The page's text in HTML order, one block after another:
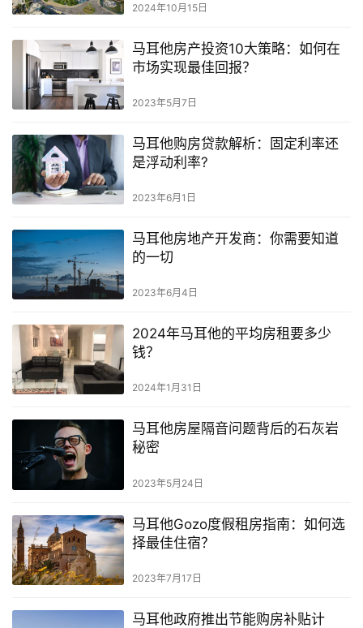
2024年10月15日
马耳他房产投资10大策略：如何在
市场实现最佳回报？
2023年5月7日
马耳他购房贷款解析：固定利率还
是浮动利率?
2023年6月1日
马耳他房地产开发商：你需要知道
的一切
2023年6月4日
2024年马耳他的平均房租要多少
钱？
2024年1月31日
马耳他房屋隔音问题背后的石灰岩
秘密
2023年5月24日
马耳他Gozo度假租房指南：如何选
择最佳住宿？
2023年7月17日
马耳他政府推出节能购房补贴计